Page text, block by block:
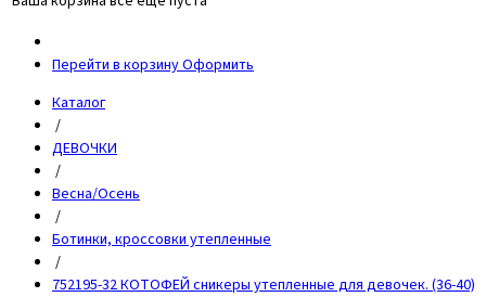
Перейти в корзинуОформить
Каталог
/
ДЕВОЧКИ
/
Весна/Осень
/
Ботинки, кроссовки утепленные
/
752195-32 КОТОФЕЙ сникеры утепленные для девочек. (36-40)